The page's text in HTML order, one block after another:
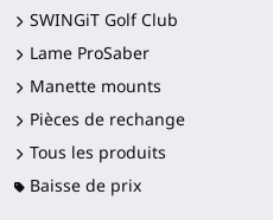
SWINGiT Golf Club
Lame ProSaber
Manette mounts
Pièces de rechange
Tous les produits
Baisse de prix